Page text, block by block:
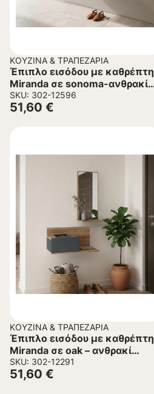
ΚΟΥΖΊΝΑ & ΤΡΑΠΕΖΑΡΊΑ
Έπιπλο εισόδου με καθρέπτη
Miranda σε sonoma-ανθρακί
απόχρωση 60x30x89.5εκ
SKU: 302-12596
51,60 €
ΚΟΥΖΊΝΑ & ΤΡΑΠΕΖΑΡΊΑ
Έπιπλο εισόδου με καθρέπτη
Miranda σε oak – ανθρακί
απόχρωση 60x30x89,5εκ
SKU: 302-12291
51,60 €